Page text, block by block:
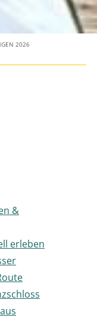
2026
&
erleben